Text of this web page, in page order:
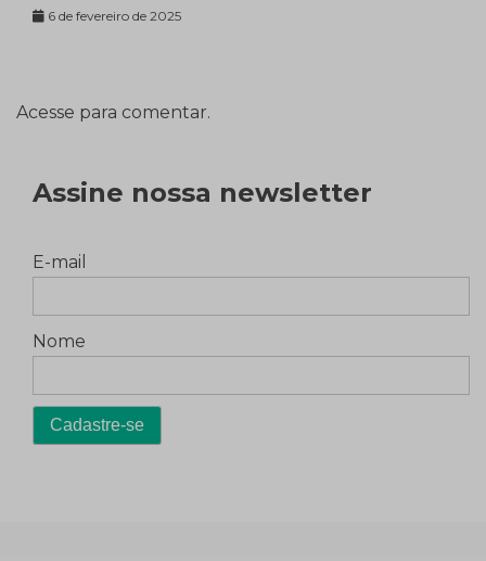
6 de fevereiro de 2025
Acesse para comentar.
Assine nossa newsletter
E-mail
Nome